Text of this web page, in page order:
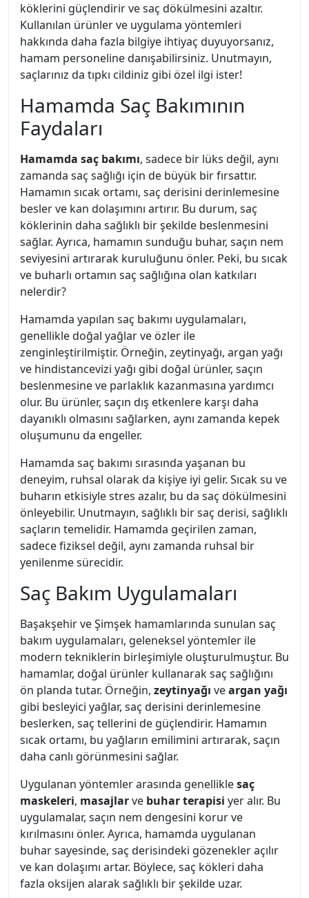
köklerini güçlendirir ve saç dökülmesini azaltır.
Kullanılan ürünler ve uygulama yöntemleri
hakkında daha fazla bilgiye ihtiyaç duyuyorsanız,
hamam personeline danışabilirsiniz. Unutmayın,
saçlarınız da tıpkı cildiniz gibi özel ilgi ister!
Hamamda Saç Bakımının
Faydaları
Hamamda saç bakımı, sadece bir lüks değil, aynı
zamanda saç sağlığı için de büyük bir fırsattır.
Hamamın sıcak ortamı, saç derisini derinlemesine
besler ve kan dolaşımını artırır. Bu durum, saç
köklerinin daha sağlıklı bir şekilde beslenmesini
sağlar. Ayrıca, hamamın sunduğu buhar, saçın nem
seviyesini artırarak kuruluğunu önler. Peki, bu sıcak
ve buharlı ortamın saç sağlığına olan katkıları
nelerdir?
Hamamda yapılan saç bakımı uygulamaları,
genellikle doğal yağlar ve özler ile
zenginleştirilmiştir. Örneğin, zeytinyağı, argan yağı
ve hindistancevizi yağı gibi doğal ürünler, saçın
beslenmesine ve parlaklık kazanmasına yardımcı
olur. Bu ürünler, saçın dış etkenlere karşı daha
dayanıklı olmasını sağlarken, aynı zamanda kepek
oluşumunu da engeller.
Hamamda saç bakımı sırasında yaşanan bu
deneyim, ruhsal olarak da kişiye iyi gelir. Sıcak su ve
buharın etkisiyle stres azalır, bu da saç dökülmesini
önleyebilir. Unutmayın, sağlıklı bir saç derisi, sağlıklı
saçların temelidir. Hamamda geçirilen zaman,
sadece fiziksel değil, aynı zamanda ruhsal bir
yenilenme sürecidir.
Saç Bakım Uygulamaları
Başakşehir ve Şimşek hamamlarında sunulan saç
bakım uygulamaları, geleneksel yöntemler ile
modern tekniklerin birleşimiyle oluşturulmuştur. Bu
hamamlar, doğal ürünler kullanarak saç sağlığını
ön planda tutar. Örneğin, zeytinyağı veargan yağı
gibi besleyici yağlar, saç derisini derinlemesine
beslerken, saç tellerini de güçlendirir. Hamamın
sıcak ortamı, bu yağların emilimini artırarak, saçın
daha canlı görünmesini sağlar.
Uygulanan yöntemler arasında genelliklesaç
maskeleri, masajlarve buhar terapisi yer alır. Bu
uygulamalar, saçın nem dengesini korur ve
kırılmasını önler. Ayrıca, hamamda uygulanan
buhar sayesinde, saç derisindeki gözenekler açılır
ve kan dolaşımı artar. Böylece, saç kökleri daha
fazla oksijen alarak sağlıklı bir şekilde uzar.